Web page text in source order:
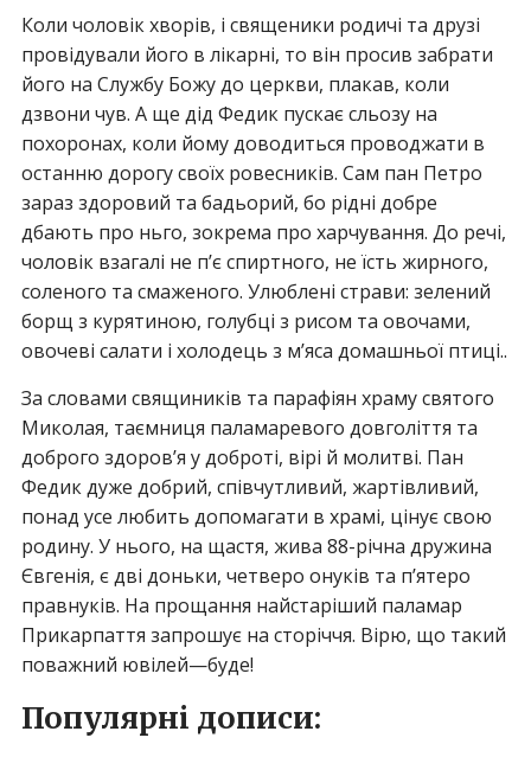
Коли чоловік хворів, і священики родичі та друзі
провідували його в лікарні, то він просив забрати
його на Службу Божу до церкви, плакав, коли
дзвони чув. А ще дід Федик пускає сльозу на
похоронах, коли йому доводиться проводжати в
останню дорогу своїх ровесників. Сам пан Петро
зараз здоровий та бадьорий, бо рідні добре
дбають про ньго, зокрема про харчування. До речі,
чоловік взагалі не п’є спиртного, не їсть жирного,
соленого та смаженого. Улюблені страви: зелений
борщ з курятиною, голубці з рисом та овочами,
овочеві салати і холодець з м’яса домашньої птиці..
За словами свящиників та парафіян храму святого
Миколая, таємниця паламаревого довголіття та
доброго здоров’я у доброті, вірі й молитві. Пан
Федик дуже добрий, співчутливий, жартівливий,
понад усе любить допомагати в храмі, цінує свою
родину. У нього, на щастя, жива 88-річна дружина
Євгенія, є дві доньки, четверо онуків та п’ятеро
правнуків. На прощання найстаріший паламар
Прикарпаття запрошує на сторіччя. Вірю, що такий
поважний ювілей—буде!
Популярні дописи: